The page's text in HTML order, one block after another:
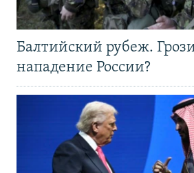
Балтийский рубеж.
нападение России?